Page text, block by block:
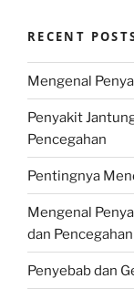
RECENT
Mengenal
Penyakit
Pencegahan
Pentingnya
Mengenal
dan Pencegahan
Penyebab dan